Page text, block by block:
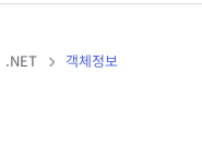
.NET 객체정보